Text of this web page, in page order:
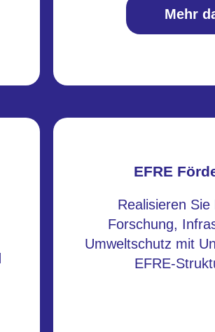
Mehr
EFRE
Realisieren Sie
Forschung,
Umweltschutz mit
EFRE-